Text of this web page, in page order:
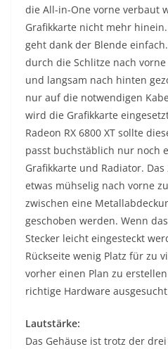
die All-in-One vorne verbaut
Grafikkarte nicht mehr
geht dank der Blende
durch die Schlitze nach
und langsam nach hinten
nur auf die notwendigen
wird die Grafikkarte
Radeon RX 6800 XT sollte
passt buchstäblich nur noch
Grafikkarte und Radiator.
etwas mühselig nach vorne
zwischen eine
geschoben werden. Wenn
Stecker leicht eingesteckt
Rückseite wenig Platz für zu
vorher einen Plan zu
richtige Hardware
Lautstärke:
Das Gehäuse ist trotz der